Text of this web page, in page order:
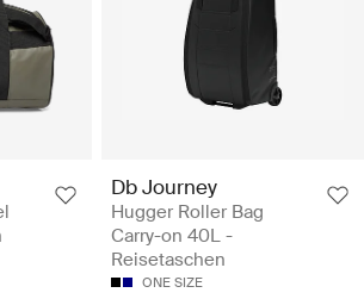
Db Journey
Hugger Roller Bag
Carry-on 40L -
Reisetaschen
ONE SIZE